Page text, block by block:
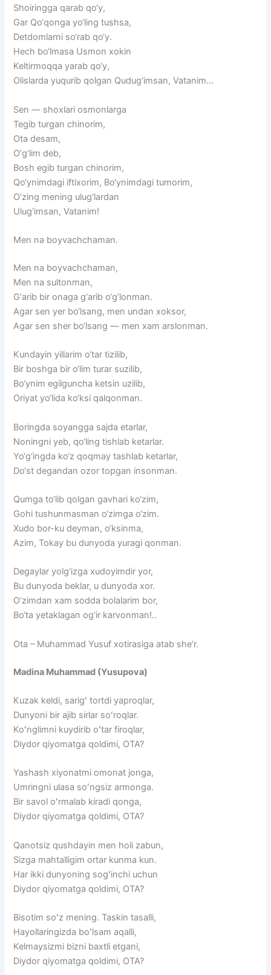
Shoiringga qarab qo‘y,
Gar Qo‘qonga yo‘ling tushsa,
Detdomlarni so‘rab qo‘y.
Hech bo‘lmasa Usmon xokin
Keltirmoqqa yarab qo‘y,
Olislarda yuqurib qolgan Qudug‘imsan, Vatanim…
Sen — shoxlari osmonlarga
Tegib turgan chinorim,
Ota desam,
O‘g‘lim deb,
Bosh egib turgan chinorim,
Qo‘ynimdagi iftixorim, Bo‘ynimdagi tumorim,
O‘zing mening ulug‘lardan
Ulug‘imsan, Vatanim!
Men na boyvachchaman.
Men na boyvachchaman,
Men na sultonman,
G‘arib bir onaga g‘arib o‘g‘lonman.
Agar sen yer bo‘lsang, men undan xoksor,
Agar sen sher bo‘lsang — men xam arslonman.
Kundayin yillarim o‘tar tizilib,
Bir boshga bir o‘lim turar suzilib,
Bo‘ynim egilguncha ketsin uzilib,
Oriyat yo‘lida ko‘ksi qalqonman.
Boringda soyangga sajda etarlar,
Noningni yeb, qo‘ling tishlab ketarlar.
Yo‘g‘ingda ko‘z qoqmay tashlab ketarlar,
Do‘st degandan ozor topgan insonman.
Qumga to‘lib qolgan gavhari ko‘zim,
Gohi tushunmasman o‘zimga o‘zim.
Xudo bor-ku deyman, o‘ksinma,
Azim, Tokay bu dunyoda yuragi qonman.
Degaylar yolg‘izga xudoyimdir yor,
Bu dunyoda beklar, u dunyoda xor.
O‘zimdan xam sodda bolalarim bor,
Bo‘ta yetaklagan og‘ir karvonman!..
Ota – Muhammad Yusuf xotirasiga atab she’r.
Madina Muhammad (Yusupova)
Kuzak keldi, sarigʻ tortdi yaproqlar,
Dunyoni bir ajib sirlar soʻroqlar.
Koʻnglimni kuydirib oʻtar firoqlar,
Diydor qiyomatga qoldimi, OTA?
Yashash xiyonatmi omonat jonga,
Umringni ulasa soʻngsiz armonga.
Bir savol oʻrmalab kiradi qonga,
Diydor qiyomatga qoldimi, OTA?
Qanotsiz qushdayin men holi zabun,
Sizga mahtalligim ortar kunma kun.
Har ikki dunyoning sogʻinchi uchun
Diydor qiyomatga qoldimi, OTA?
Bisotim soʻz mening. Taskin tasalli,
Hayollaringizda boʻlsam aqalli,
Kelmaysizmi bizni baxtli etgani,
Diydor qiyomatga qoldimi, OTA?